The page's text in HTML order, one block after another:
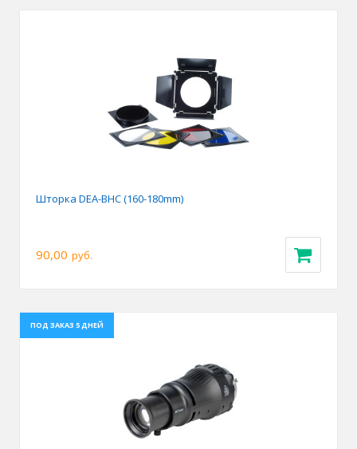
Шторка DEA-BHC (160-180mm)
90,00 руб.
ПОД ЗАКАЗ 5 ДНЕЙ